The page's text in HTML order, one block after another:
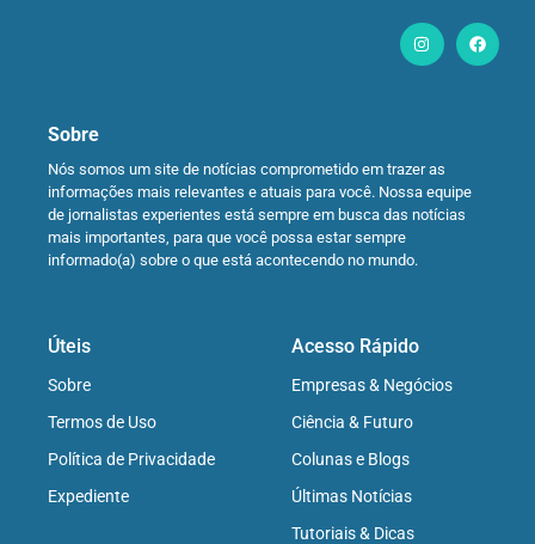
Sobre
Nós somos um site de notícias comprometido em trazer as
informações mais relevantes e atuais para você. Nossa equipe
de jornalistas experientes está sempre em busca das notícias
mais importantes, para que você possa estar sempre
informado(a) sobre o que está acontecendo no mundo.
Úteis
Sobre
Termos de Uso
Política de Privacidade
Expediente
Acesso Rápido
Empresas & Negócios
Ciência & Futuro
Colunas e Blogs
Últimas Notícias
Tutoriais & Dicas